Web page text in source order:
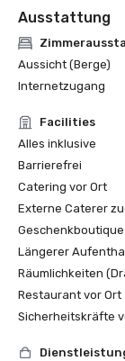
Ausstattung
Aussicht (Berge)
Internetzugang
Facilities
Alles inklusive
Barrierefrei
Catering vor Ort
Externe Caterer
Längerer
Räumlichkeiten
Restaurant vor Ort
Sicherheitskräfte